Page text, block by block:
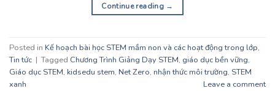
Continue reading →
Posted in Kế hoạch bài học STEM mầm non và các hoạt động trong lớp,
Tin tức | Tagged Chương Trình Giảng Dạy STEM, giáo dục bền vững,
Giáo dục STEM, kidsedu stem, Net Zero, nhận thức môi trường, STEM
xanh
Leave a comment